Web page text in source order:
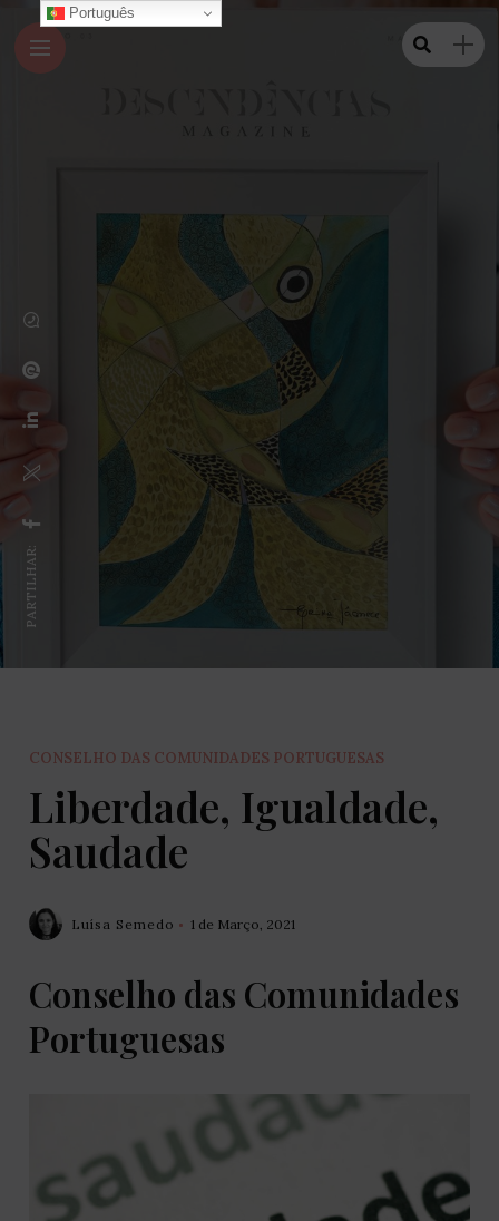
PARTILHAR:
CONSELHO DAS COMUNIDADES PORTUGUESAS
Liberdade, Igualdade,
Saudade
Luísa Semedo 1 de Março, 2021
Conselho das Comunidades
Portuguesas
Português